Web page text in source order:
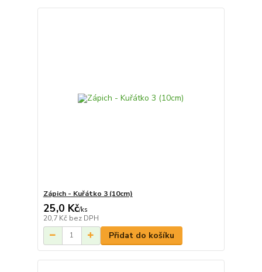
Zápich - Kuřátko 3 (10cm)
25,0 Kč/ks
20,7 Kč bez DPH
Přidat do košíku